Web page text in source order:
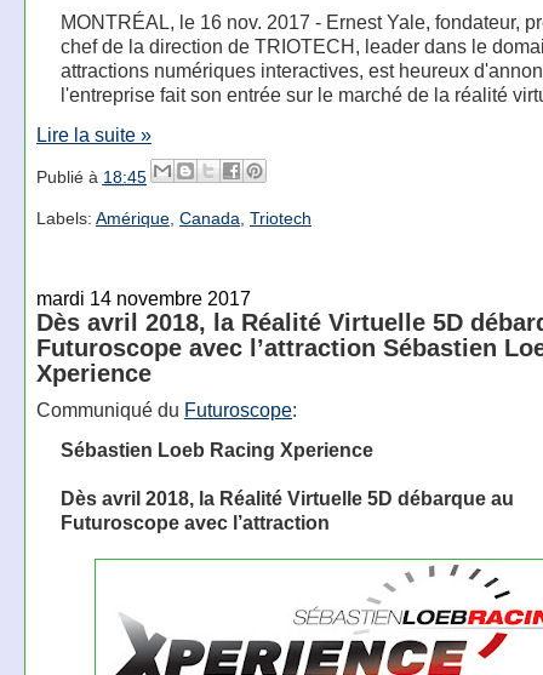
MONTRÉAL, le 16 nov. 2017 - Ernest Yale, fondateur,
chef de la direction de TRIOTECH, leader dans le
attractions numériques interactives, est heureux
l'entreprise fait son entrée sur le marché de la réalité
Lire la suite »
Publié à 18:45
Labels: Amérique, Canada Triotech
mardi 14 novembre 2017
Dès avril 2018, la Réalité Virtuelle 5D
Futuroscope avec l’attraction Sébastien
Xperience
Communiqué du Futuroscope:
Sébastien Loeb Racing Xperience
Dès avril 2018, la Réalité Virtuelle 5D débarque au
Futuroscope avec l’attraction